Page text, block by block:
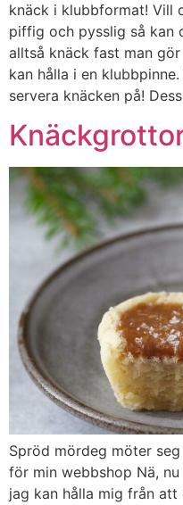
knäck i klubbformat! Vill
piffig och pysslig så kan
alltså knäck fast man
kan hålla i en
servera knäcken på!
Spröd mördeg möter
för min webbshop Nä,
jag kan hålla mig från